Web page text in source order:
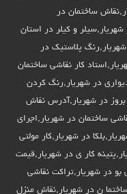
ساختمان در
و کیلر در استان
پلاستیک در
کار نقاشی ساختمان
در شهریار,رنگ کردن
بروز در شهریار,آدرس نقاش
ساختمان در شهریار,اجرای
در شهریار,کار مولتی
کار ی در شهریار,قیمت
بو در شهریار,تراکت نقاشی
ن در شهریار,نقاش منزل